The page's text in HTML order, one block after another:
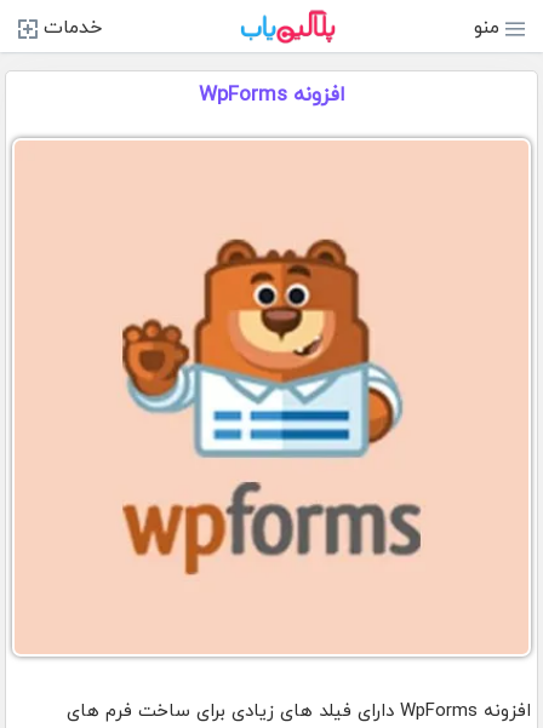
منو خدمات
افزونه WpForms
افزونه WpForms دارای فیلد های زیادی برای ساخت فرم های